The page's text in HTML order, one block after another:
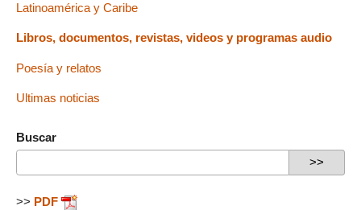
Latinoamérica y Caribe
Libros, documentos, revistas, videos y programas audio
Poesía y relatos
Ultimas noticias
Buscar
>> PDF